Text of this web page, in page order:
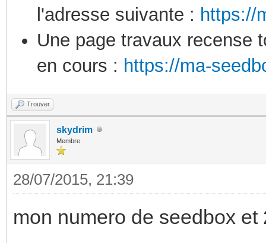
l'adresse suivante : https://
Une page travaux recense
en cours : https://ma-
Trouver
skydrim
Membre
28/07/2015, 21:39
mon numero de seedbox et